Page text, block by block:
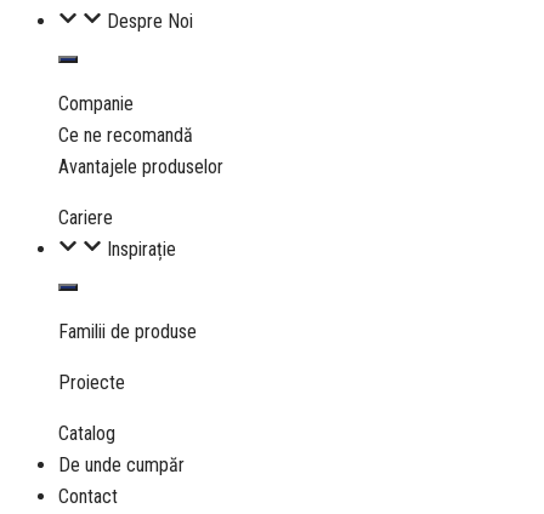
Despre Noi
Companie
Ce ne recomandă
Avantajele produselor
Cariere
Inspirație
Familii de produse
Proiecte
Catalog
De unde cumpăr
Contact